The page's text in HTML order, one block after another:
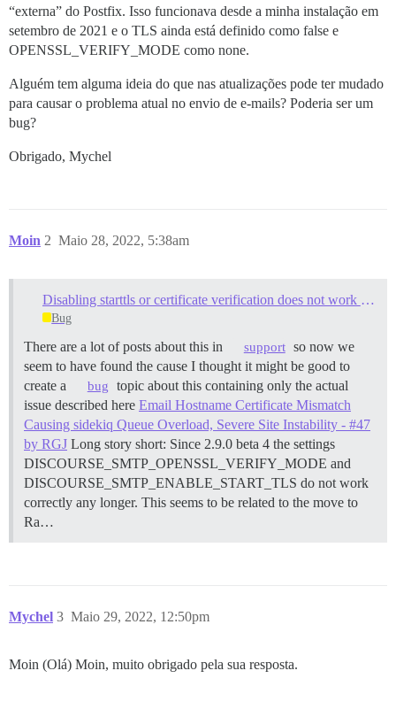
“externa” do Postfix. Isso funcionava desde a minha instalação em
setembro de 2021 e o TLS ainda está definido como false e
OPENSSL_VERIFY_MODE como none.
Alguém tem alguma ideia do que nas atualizações pode ter mudado
para causar o problema atual no envio de e-mails? Poderia ser um
bug?
Obrigado, Mychel
Moin Maio 28, 2022, 5:38am
2
Disabling starttls or certificate verification does not work any more
Bug
There are a lot of posts about this in support so now we
seem to have found the cause I thought it might be good to
create a
bug
topic about this containing only the actual
issue described here Email Hostname Certificate Mismatch
Causing sidekiq Queue Overload, Severe Site Instability - #47
by RGJ Long story short: Since 2.9.0 beta 4 the settings
DISCOURSE_SMTP_OPENSSL_VERIFY_MODE and
DISCOURSE_SMTP_ENABLE_START_TLS do not work
correctly any longer. This seems to be related to the move to
Ra…
Mychel Maio 29, 2022, 12:50pm
3
Moin (Olá) Moin, muito obrigado pela sua resposta.